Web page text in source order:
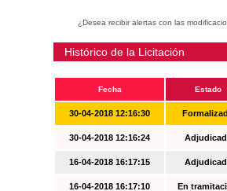
¿Desea recibir alertas con las
Histórico de la Licitación
Fecha Estado
30-04-2018 12:16:30
30-04-2018 12:16:24
16-04-2018 16:17:15
16-04-2018 16:17:10 En